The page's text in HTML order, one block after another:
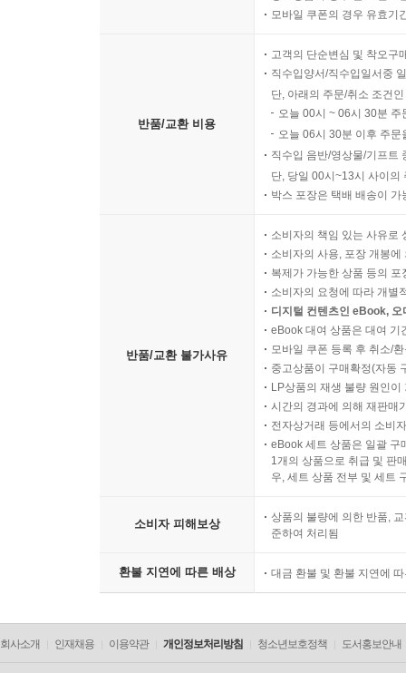
독재를 막을 수 있으며, 우리 모두 함께 걷는 한
당당할 수 있게 해주는 밑거름이다. 자본과 권력
질문』은, 무거운 현실에서도 국민 스스로 깨어
양극화의 파고 속에 휩쓸려 좌충우돌하는 현대인
조정래 장편소설 『천년의 질문』이 좌초된 사회
모바일 쿠폰의 경우 유효기
반품/교환 비용
고객의 단순변심 및 착오구
직수입양서/직수입일서중
단, 아래의 주문/취소 조건
오늘 00시 ~ 06시 30분
오늘 06시 30분 이후 주
직수입 음반/영상물/기프트
단, 당일 00시~13시 사이의
박스 포장은 택배 배송이
반품/교환 불가사유
소비자의 책임 있는 사유로
소비자의 사용, 포장 개봉
복제가 가능한 상품 등의
소비자의 요청에 따라 개별
디지털 컨텐츠인 eBook,
eBook 대여 상품은 대여 기
모바일 쿠폰 등록 후 취소/
중고상품이 구매확정(자동
LP상품의 재생 불량 원인
시간의 경과에 의해 재판매
전자상거래 등에서의 소비
eBook 세트 상품은 일괄 구
1개의 상품으로 취급 및 판
우, 세트 상품 전부 및 세트
소비자 피해보상
상품의 불량에 의한 반품,
준하여 처리됨
환불 지연에 따른 배상 대금 환불 및 환불 지연에
회사소개 인재채용 이용약관 개인정보처리방침 청소년보호정책 도서홍보안내